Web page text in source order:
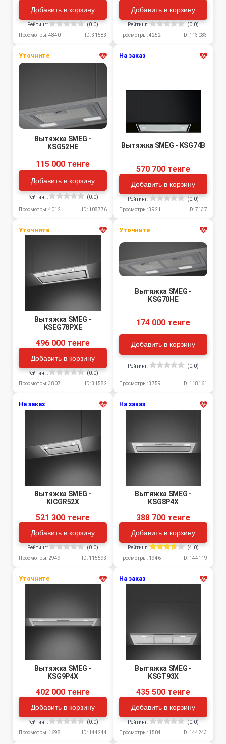
Добавить в корзину
Рейтинг:
(0.0)
Просмотры: 4840
ID: 31583
Добавить в корзину
Рейтинг:
(0.0)
Просмотры: 4252
ID: 113083
Уточните
Вытяжка SMEG -
KSG52HE
115 000 тенге
Добавить в корзину
Рейтинг: (0.0)
Просмотры: 4012 ID: 108776
На заказ
Вытяжка SMEG - KSG74B
570 700 тенге
Добавить в корзину
Рейтинг:
(0.0)
Просмотры: 3921
ID: 7137
Уточните
Вытяжка SMEG -
KSEG78PXE
496 000 тенге
Добавить в корзину
Рейтинг:
(0.0)
Просмотры: 3807
ID: 31582
Уточните
Вытяжка SMEG -
KSG70HE
174 000 тенге
Добавить в корзину
Рейтинг: (0.0)
Просмотры: 3759 ID: 118161
На заказ
Вытяжка SMEG -
KICGR52X
521 300 тенге
Добавить в корзину
Рейтинг:
(0.0)
Просмотры: 2949
ID: 115593
На заказ
Вытяжка SMEG -
KSG8P4X
388 700 тенге
Добавить в корзину
Рейтинг:
(4.0)
Просмотры: 1946
ID: 144119
Уточните
Вытяжка SMEG -
KSG9P4X
402 000 тенге
Добавить в корзину
Рейтинг:
(0.0)
Просмотры: 1698
ID: 144244
На заказ
Вытяжка SMEG -
KSGT93X
435 500 тенге
Добавить в корзину
Рейтинг:
(0.0)
Просмотры: 1504
ID: 144243